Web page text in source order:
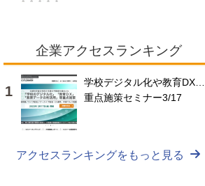
企業アクセスランキング
学校デジタル化や教育DX…
重点施策セミナー3/17
アクセスランキングをもっと見る